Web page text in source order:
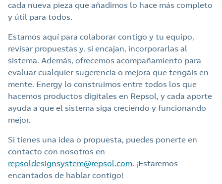
cada nueva pieza que añadimos lo hace más completo
y útil para todos.
Estamos aquí para colaborar contigo y tu equipo,
revisar propuestas y, si encajan, incorporarlas al
sistema. Además, ofrecemos acompañamiento para
evaluar cualquier sugerencia o mejora que tengáis en
mente. Energy lo construimos entre todos los que
hacemos productos digitales en Repsol, y cada aporte
ayuda a que el sistema siga creciendo y funcionando
mejor.
Si tienes una idea o propuesta, puedes ponerte en
contacto con nosotros en
repsoldesignsystem@repsol.com. ¡Estaremos
encantados de hablar contigo!